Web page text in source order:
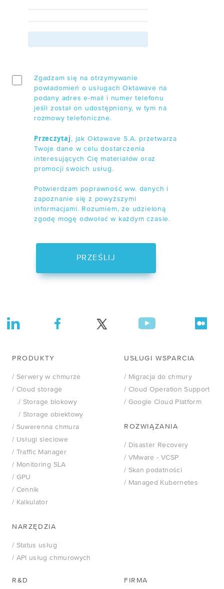
/ Darmowa migracja
/ E-commerce
/ EZD RP
WDROŻENIA
Case study:
BLOG
WEBINARY
bez komplikacji
Zgadzam się na otrzymywanie
powiadomień o usługach Oktawave na
podany adres e-mail i numer telefonu
jeśli został on udostępniony, w tym na
rozmowy telefoniczne.
Przeczytaj , jak Oktawave S.A. przetwarza
Twoje dane w celu dostarczenia
interesujących Cię materiałów oraz
promocji swoich usług.
Potwierdzam poprawność ww. danych i
zapoznanie się z powyższymi
informacjami. Rozumiem, że udzieloną
zgodę mogę odwołać w każdym czasie.
PRZEŚLIJ
PRODUKTY
/ Serwery w chmurze
/ Cloud storage
/ Storage blokowy
/ Storage obiektowy
/ Suwerenna chmura
/ Usługi sieciowe
/ Traffic Manager
/ Monitoring SLA
/ GPU
/ Cennik
/ Kalkulator
NARZĘDZIA
/ Status usług
/ API usług chmurowych
USŁUGI WSPARCIA
/ Migracja do chmury
/ Cloud Operation Support
/ Google Cloud Platform
ROZWIĄZANIA
/ Disaster Recovery
/ VMware - VCSP
/ Skan podatności
/ Managed Kubernetes
R&D FIRMA